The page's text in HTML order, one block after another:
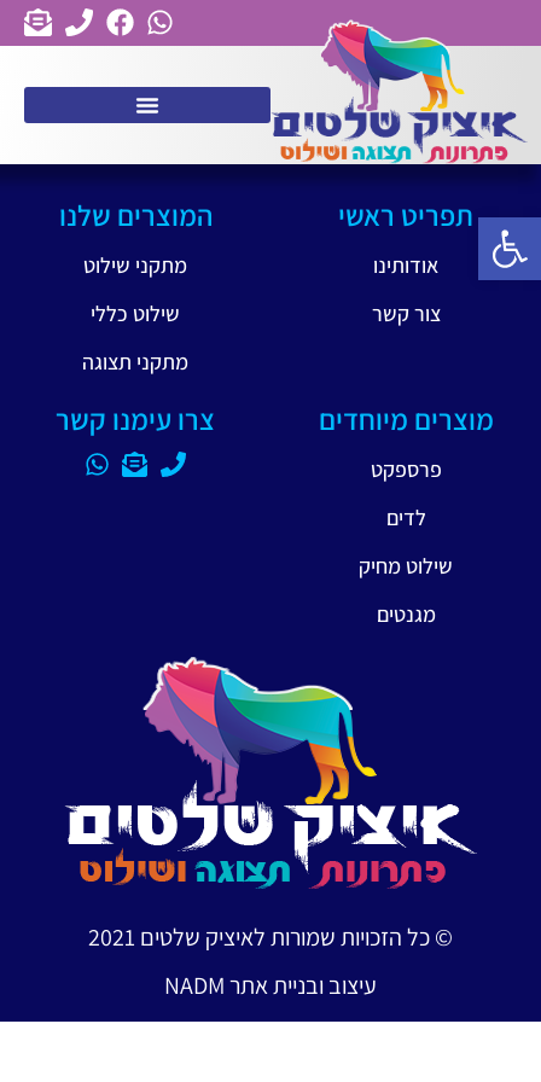
פתח סרגל נגישותתפריט ראשי
אודותינו
צור קשר
המוצרים שלנו
מתקני שילוט
שילוט כללי
מתקני תצוגה
מוצרים מיוחדים
פרספקט
לדים
שילוט מחיק
מגנטים
צרו עימנו קשר
עיצוב ובניית אתר NADM
© כל הזכויות שמורות לאיציק שלטים 2021